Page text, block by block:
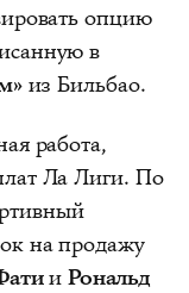
опцию
в
из Бильбао.
работа,
Ла Лиги. По
на продажу
и Рональд